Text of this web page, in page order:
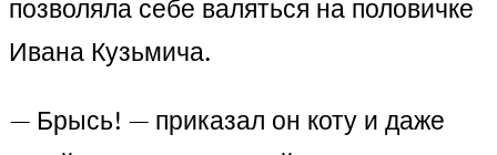
позволяла себе валяться на половичке
Ивана Кузьмича.
— Брысь! — приказал он коту и даже